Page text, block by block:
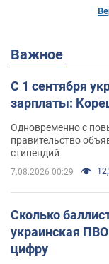
Важное
С 1 сентября
зарплаты:
Одновременно с
правительство
стипендий
7.08.2026 00:29
Сколько
украинская
цифру